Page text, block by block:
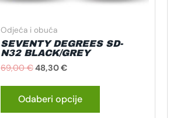
Odjeća i obuća
SEVENTY DEGREES SD-
N32 BLACK/GREY
69,00€48,30€
Odaberi opcije